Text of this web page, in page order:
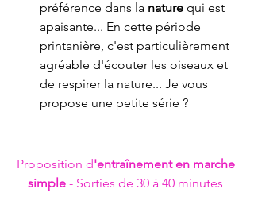
préférence dans la nature qui est
apaisante... En cette période
printanière, c'est particulièrement
agréable d'écouter les oiseaux et
de respirer la nature... Je vous
propose une petite série ?
Proposition d'entraînement en marche
simple - Sorties de 30 à 40 minutes